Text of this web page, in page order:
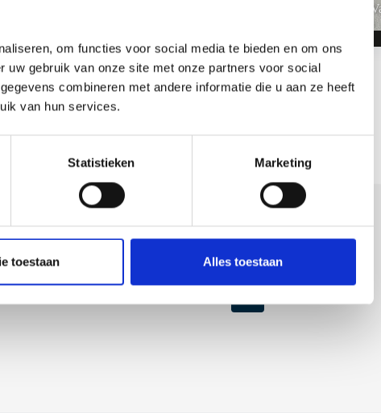
om functies voor social media te bieden en om ons
gebruik van onze site met onze partners voor social
combineren met andere informatie die u aan ze heeft
van hun services.
Statistieken Marketing
toestaan Alles toestaan
Papierrecycling